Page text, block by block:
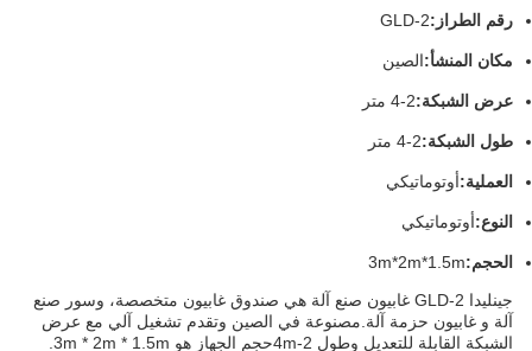
رقم الطراز: GLD-2
مكان المنشأ:الصين
عرض الشبكة:2-4 متر
طول الشبكة:2-4 متر
العملية:أوتوماتيكي
النوع:أوتوماتيكي
الحجم:3m*2m*1.5m
جينليدا GLD-2 غابيون صنع آلة هي صندوق غابيون متخصصة، وسور صنع
آلة و غابيون حزمة آلة.مصنوعة في الصين وتقدم تشغيل آلي مع عرض
الشبكة القابلة للتعديل وطول 2-4mحجم الجهاز هو 3m * 2m * 1.5m.